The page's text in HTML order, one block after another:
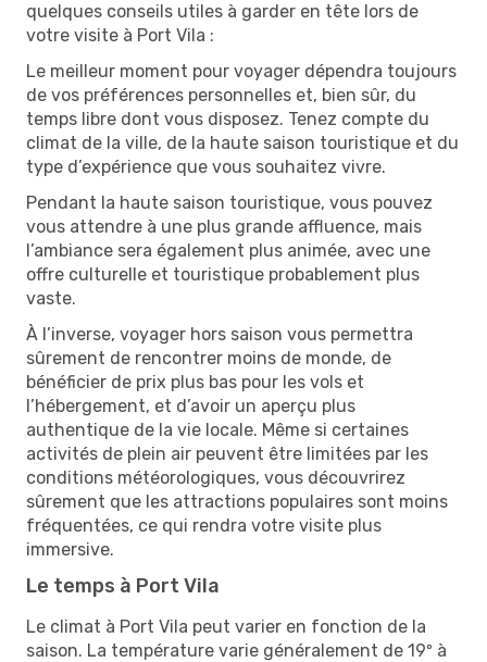
quelques conseils utiles à garder en tête lors de
votre visite à Port Vila :
Le meilleur moment pour voyager dépendra toujours
de vos préférences personnelles et, bien sûr, du
temps libre dont vous disposez. Tenez compte du
climat de la ville, de la haute saison touristique et du
type d’expérience que vous souhaitez vivre.
Pendant la haute saison touristique, vous pouvez
vous attendre à une plus grande affluence, mais
l’ambiance sera également plus animée, avec une
offre culturelle et touristique probablement plus
vaste.
À l’inverse, voyager hors saison vous permettra
sûrement de rencontrer moins de monde, de
bénéficier de prix plus bas pour les vols et
l’hébergement, et d’avoir un aperçu plus
authentique de la vie locale. Même si certaines
activités de plein air peuvent être limitées par les
conditions météorologiques, vous découvrirez
sûrement que les attractions populaires sont moins
fréquentées, ce qui rendra votre visite plus
immersive.
Le temps à Port Vila
Le climat à Port Vila peut varier en fonction de la
saison. La température varie généralement de 19º à